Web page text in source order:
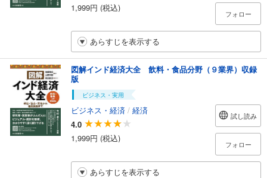
1,999円 (税込)
フォロー
あらすじを表示する
図解インド経済大全 飲料・食品分野（９業界）収録
版
ビジネス・実用
ビジネス・経済 / 経済
4.0
1,999円 (税込)
試し読み
フォロー
あらすじを表示する